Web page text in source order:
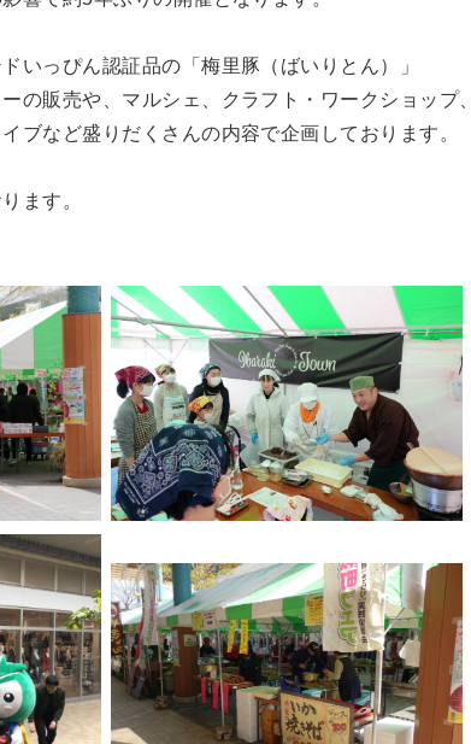
いっぴん認証品の「梅里豚（ばいりとん）」
の販売や、マルシェ、クラフト・ワークショップ、
ブなど盛りだくさんの内容で企画しております。
ます。